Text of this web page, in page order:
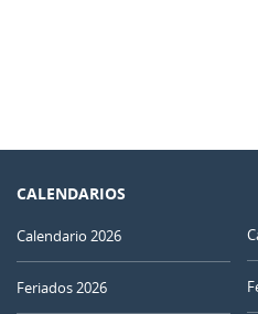
CALENDARIOS
Calendario 2026
Feriados 2026